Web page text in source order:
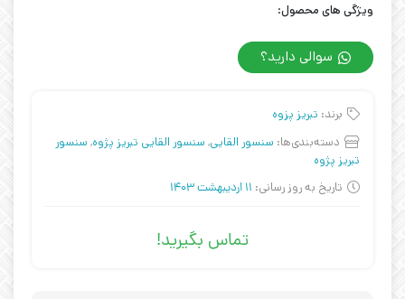
ویژگی های محصول:
سوالی دارید؟
برند: تبریز پزوه
دسته‌بندی‌ها: سنسور القایی, سنسور القایی تبریز پژوه, سنسور
تبریز پژوه
تاریخ به روز رسانی: 11 اردیبهشت 1403
تماس بگیرید!